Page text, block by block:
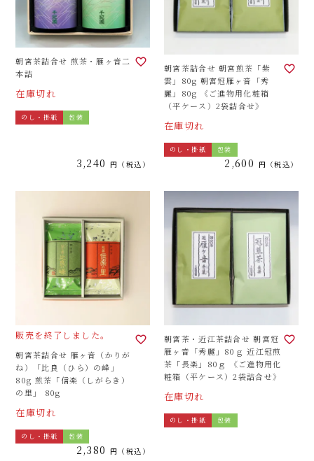
朝宮茶詰合せ 煎茶・雁ヶ音二
本詰
在庫切れ
のし・掛紙 包装
3,240 税込
朝宮茶詰合せ 朝宮煎茶「紫
雲」80g 朝宮冠雁ヶ音「秀
麗」80g 《ご進物用化粧箱
（平ケース）2袋詰合せ》
在庫切れ
のし・掛紙 包装
2,600 税込
販売を終了しました。
朝宮茶詰合せ 雁ヶ音（かりが
ね）「比良（ひら）の峰」
80g 煎茶「信楽（しがらき）
の里」 80g
在庫切れ
のし・掛紙 包装
2,380 税込
朝宮茶・近江茶詰合せ 朝宮冠
雁ヶ音「秀麗」80ｇ 近江冠煎
茶「長楽」80ｇ 《ご進物用化
粧箱（平ケース）2袋詰合せ》
在庫切れ
のし・掛紙 包装